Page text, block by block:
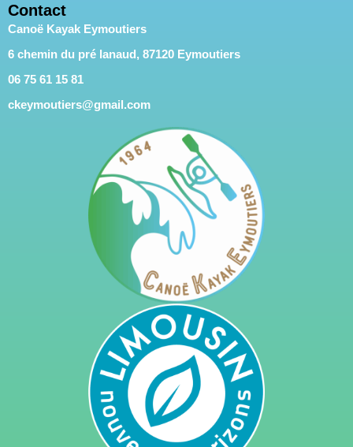
Contact
Canoë Kayak Eymoutiers
6 chemin du pré lanaud, 87120 Eymoutiers
06 75 61 15 81
ckeymoutiers@gmail.com